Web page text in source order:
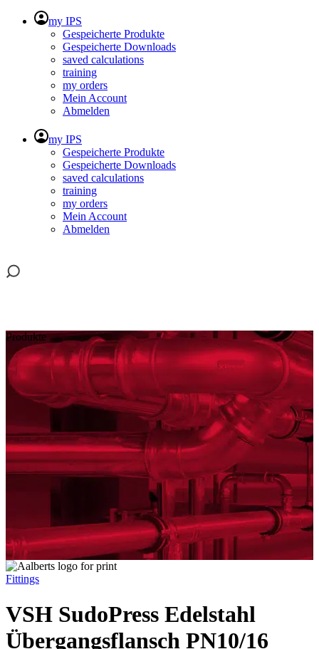
my IPS
Gespeicherte Produkte
Gespeicherte Downloads
saved calculations
training
my orders
Mein Account
Abmelden
my IPS
Gespeicherte Produkte
Gespeicherte Downloads
saved calculations
training
my orders
Mein Account
Abmelden
Produkte
Fittings
VSH SudoPress Edelstahl
Übergangsflansch PN10/16